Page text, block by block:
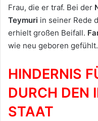
Frau, die er traf. Bei der
Teymuri in seiner Rede
erhielt großen Beifall.
wie neu geboren gefühlt.
HINDERNIS
DURCH DEN
STAAT